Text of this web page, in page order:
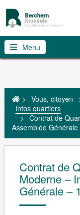
Menu
> Vous, citoyen
Infos quartiers
> Contrat de
Assemblée
Contrat de
Moderne –
Générale –